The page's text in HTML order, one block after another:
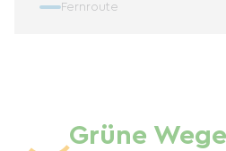
Fernroute
Grüne